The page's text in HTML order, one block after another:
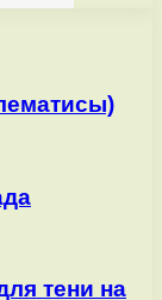
тени на